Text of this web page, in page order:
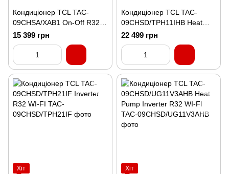
Кондиціонер TCL TAC-
09CHSA/XAB1 On-Off R32
WI-FI Ready
15 399 грн
Кондиціонер TCL TAC-
09CHSD/TPH11IHB Heat
Pump Inverter R32 WI-FI
22 499 грн
Хіт Хіт